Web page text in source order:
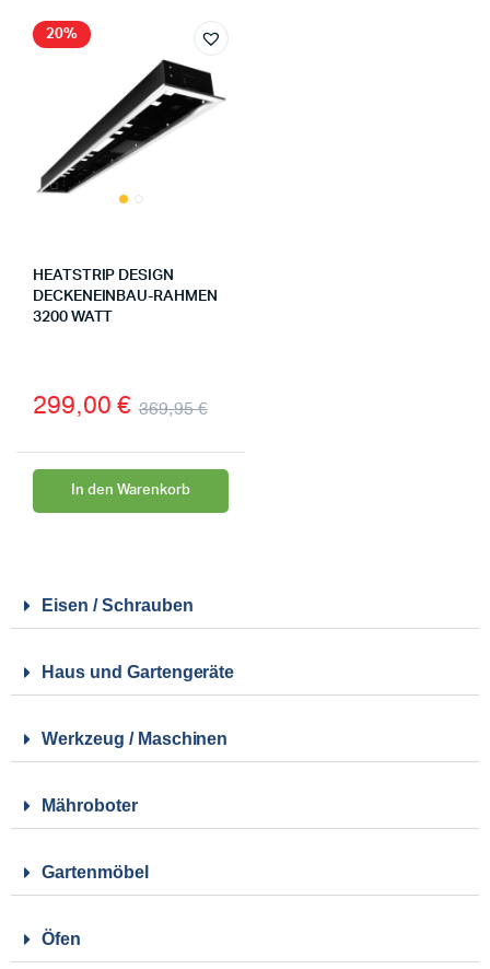
20%
HEATSTRIP DESIGN
DECKENEINBAU-RAHMEN
3200 WATT
369,95€
299,00 €
In den Warenkorb
Eisen / Schrauben
Haus und Gartengeräte
Werkzeug / Maschinen
Mähroboter
Gartenmöbel
Öfen